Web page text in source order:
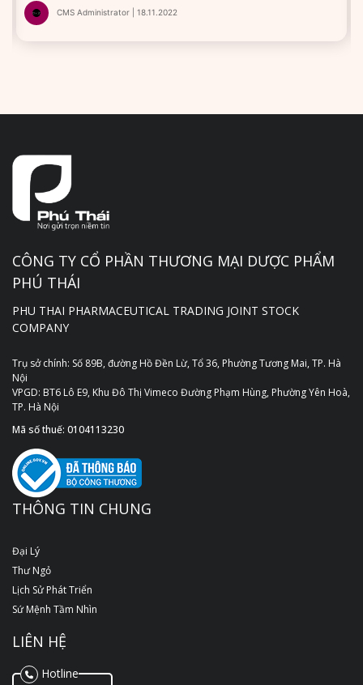
CMS Administrator | 18.11.2022
CÔNG TY CỔ PHẦN THƯƠNG MẠI DƯỢC PHẨM
PHÚ THÁI
PHU THAI PHARMACEUTICAL TRADING JOINT STOCK
COMPANY
Trụ sở chính: Số 89B, đường Hồ Đền Lừ, Tổ 36, Phường Tương Mai, TP. Hà
Nội
VPGD: BT6 Lô E9, Khu Đô Thị Vimeco Đường Phạm Hùng, Phường Yên Hoà,
TP. Hà Nội
Mã số thuế: 0104113230
THÔNG TIN CHUNG
Đại Lý
Thư Ngỏ
Lịch Sử Phát Triển
Sứ Mệnh Tầm Nhìn
LIÊN HỆ
Hotline